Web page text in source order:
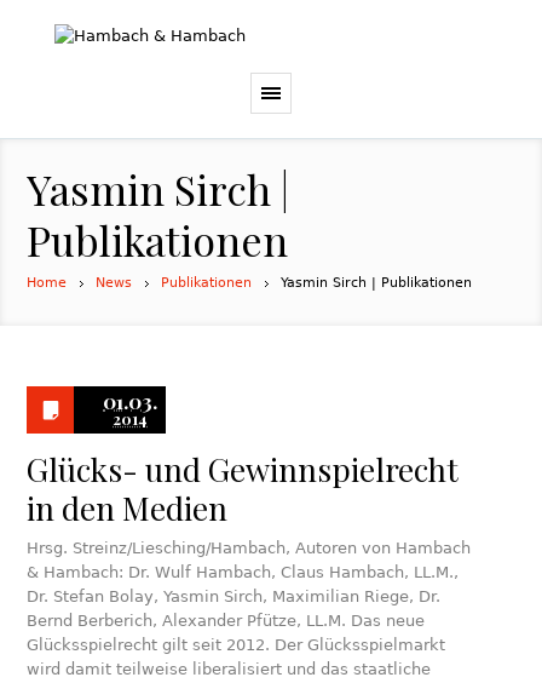
Yasmin Sirch |
Publikationen
Home News Publikationen Yasmin Sirch | Publikationen
01.03.
2014
Glücks- und Gewinnspielrecht
in den Medien
Hrsg. Streinz/Liesching/Hambach, Autoren von Hambach
& Hambach: Dr. Wulf Hambach, Claus Hambach, LL.M.,
Dr. Stefan Bolay, Yasmin Sirch, Maximilian Riege, Dr.
Bernd Berberich, Alexander Pfütze, LL.M. Das neue
Glücksspielrecht gilt seit 2012. Der Glücksspielmarkt
wird damit teilweise liberalisiert und das staatliche